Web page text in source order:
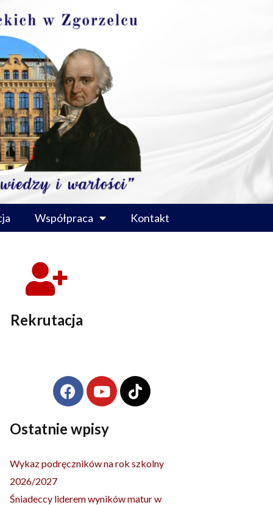
Współpraca Kontakt
Rekrutacja
F
a
e
o
Y
o
t
b
T
i
k
Ostatnie wpisy
Wykaz podręczników na rok szkolny
2026/2027
Śniadeccy liderem wyników matur w